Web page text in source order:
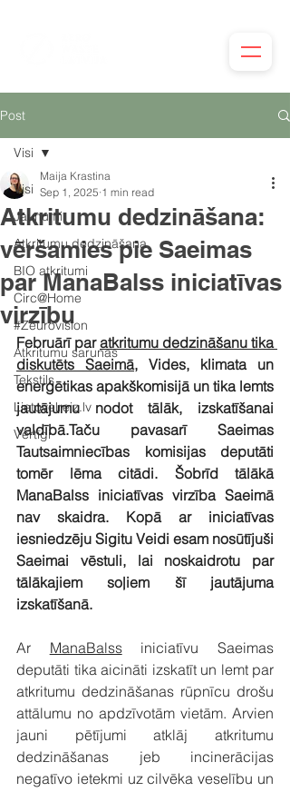
Post
Visi
Jaunumi
Atkritumu dedzināšana
BIO atkritumi
Circ@Home
#Zeurovision
Atkritumu sarunas
Tekstils
Lietovelreiz.lv
Vērtīgi
Visi
Atkritumu dedzināšana:
vēršamies pie Saeimas
par ManaBalss iniciatīvas
virzību
Maija Krastina
Sep 1, 2025 1 min read
Februārī par atkritumu dedzināšanu tika
diskutēts Saeimā, Vides, klimata un
enerģētikas apakškomisijā un tika lemts
jautājumu nodot tālāk, izskatīšanai
valdībā.Taču pavasarī Saeimas
Tautsaimniecības komisijas deputāti
tomēr lēma citādi. Šobrīd tālākā
ManaBalss iniciatīvas virzība Saeimā
nav skaidra. Kopā ar iniciatīvas
iesniedzēju Sigitu Veidi esam nosūtījuši
Saeimai vēstuli, lai noskaidrotu par
tālākajiem soļiem šī jautājuma
izskatīšanā.
Ar ManaBalss iniciatīvu Saeimas
deputāti tika aicināti izskatīt un lemt par
atkritumu dedzināšanas rūpnīcu drošu
attālumu no apdzīvotām vietām. Arvien
jauni pētījumi atklāj atkritumu
dedzināšanas jeb incinerācijas
negatīvo ietekmi uz cilvēka veselību un